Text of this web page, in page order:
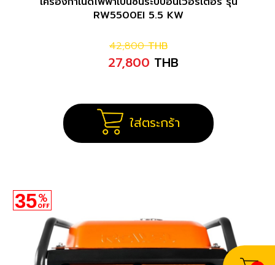
RW5500EI 5.5 KW
42,800 THB
27,800 THB
ใส่ตระกร้า
35%
OFF